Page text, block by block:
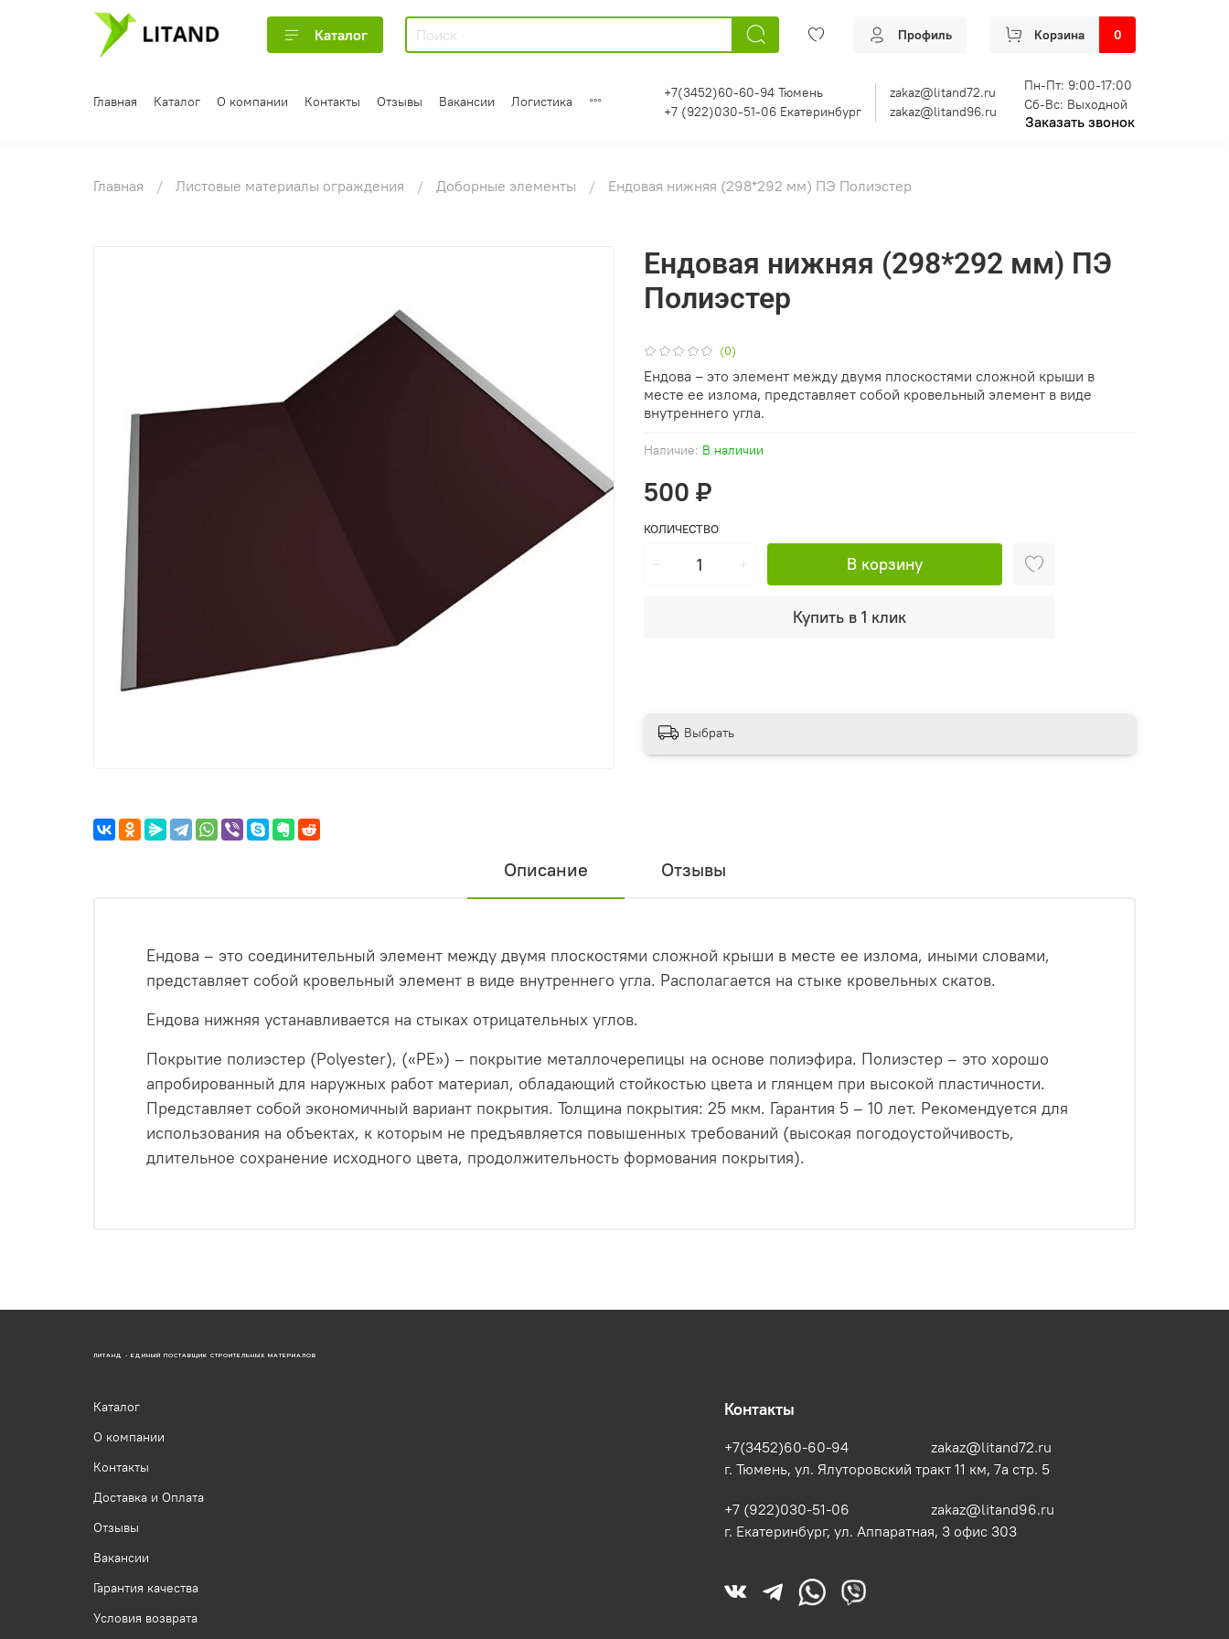
Каталог Профиль Корзина 0
Главная Каталог О компании Контакты Отзывы Вакансии Логистика
+7(3452)60-60-94 Тюмень
zakaz@litand72.ru
+7 (922)030-51-06 Екатеринбург
zakaz@litand96.ru
Пн-Пт: 9:00-17:00
Сб-Вс: Выходной
Заказать звонок
Главная Листовые материалы ограждения Доборные элементы Ендовая нижняя (298*292 мм) ПЭ Полиэстер
(0)
Наличие: В наличии
Ендовая нижняя (298*292 мм) ПЭ
Полиэстер
500 ₽
КОЛИЧЕСТВО
В корзину
Купить в 1 клик
Ендова – это элемент между двумя плоскостями сложной крыши в
месте ее излома, представляет собой кровельный элемент в виде
внутреннего угла.
Выбрать
Описание Отзывы
Ендова – это соединительный элемент между двумя плоскостями сложной крыши в месте ее излома, иными словами,
представляет собой кровельный элемент в виде внутреннего угла. Располагается на стыке кровельных скатов.
Ендова нижняя устанавливается на стыках отрицательных углов.
Покрытие полиэстер (Polyester), («PE») – покрытие металлочерепицы на основе полиэфира. Полиэстер – это хорошо
апробированный для наружных работ материал, обладающий стойкостью цвета и глянцем при высокой пластичности.
Представляет собой экономичный вариант покрытия. Толщина покрытия: 25 мкм. Гарантия 5 – 10 лет. Рекомендуется для
использования на объектах, к которым не предъявляется повышенных требований (высокая погодоустойчивость,
длительное сохранение исходного цвета, продолжительность формования покрытия).
ЛИТАНД - ЕДИНЫЙ ПОСТАВЩИК СТРОИТЕЛЬНЫХ МАТЕРИАЛОВ
Каталог
О компании
Контакты
Доставка и Оплата
Отзывы
Вакансии
Гарантия качества
Условия возврата
Контакты
+7(3452)60-60-94
zakaz@litand72.ru
г. Тюмень, ул. Ялуторовский тракт 11 км, 7а стр. 5
+7 (922)030-51-06
zakaz@litand96.ru
г. Екатеринбург, ул. Аппаратная, 3​ офис 303